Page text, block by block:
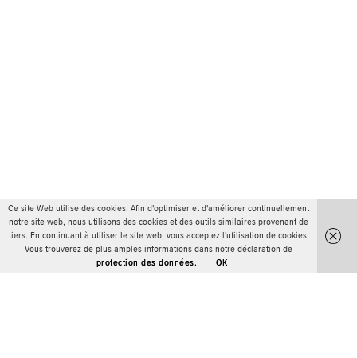
Ce site Web utilise des cookies. Afin d'optimiser et d'améliorer continuellement
notre site web, nous utilisons des cookies et des outils similaires provenant de
tiers. En continuant à utiliser le site web, vous acceptez l'utilisation de cookies.
Vous trouverez de plus amples informations dans notre déclaration de
protection des données.
OK